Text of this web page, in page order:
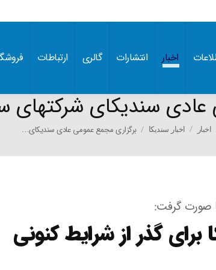
اخبار انتشارات گالری ارتباطات
سندیکای شرکتهای
اخبار اخبار سندیکا برگزاری مجمع عمومی عادی سندیکای…
صورت گرفت:
گذر از شرایط کنونی